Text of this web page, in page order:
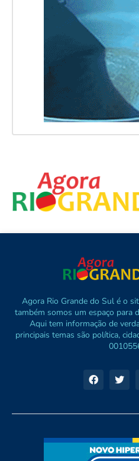
Agora Rio Grande do Sul é o
também somos um espaço para
Aqui tem informação de
principais temas são política,